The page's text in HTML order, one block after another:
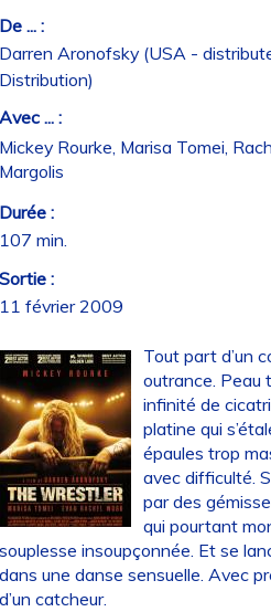
... :
Aronofsky (USA -
... :
Rourke, Marisa Tomei,
:
min.
:
février 2009
Tout part d’un
outrance. Peau
infinité de
platine qui
épaules trop
avec difficulté.
par des
qui pourtant
insoupçonnée. Et se
une danse sensuelle. Avec
catcheur.